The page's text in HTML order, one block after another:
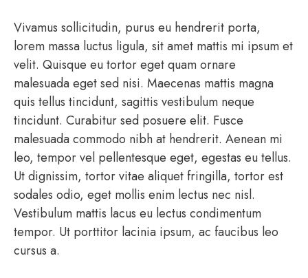
Vivamus sollicitudin, purus eu hendrerit porta,
lorem massa luctus ligula, sit amet mattis mi ipsum et
velit. Quisque eu tortor eget quam ornare
malesuada eget sed nisi. Maecenas mattis magna
quis tellus tincidunt, sagittis vestibulum neque
tincidunt. Curabitur sed posuere elit. Fusce
malesuada commodo nibh at hendrerit. Aenean mi
leo, tempor vel pellentesque eget, egestas eu tellus.
Ut dignissim, tortor vitae aliquet fringilla, tortor est
sodales odio, eget mollis enim lectus nec nisl.
Vestibulum mattis lacus eu lectus condimentum
tempor. Ut porttitor lacinia ipsum, ac faucibus leo
cursus a.